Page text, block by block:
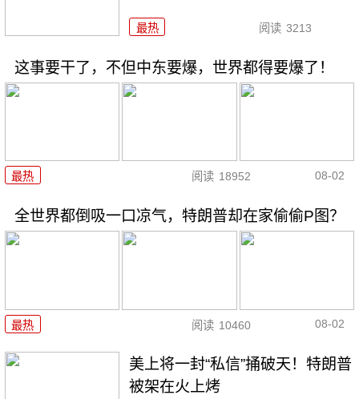
最热 阅读 3213
这事要干了，不但中东要爆，世界都得要爆了！
最热 阅读 18952 08-02
全世界都倒吸一口凉气，特朗普却在家偷偷P图？
最热 阅读 10460 08-02
美上将一封“私信”捅破天！特朗普
被架在火上烤